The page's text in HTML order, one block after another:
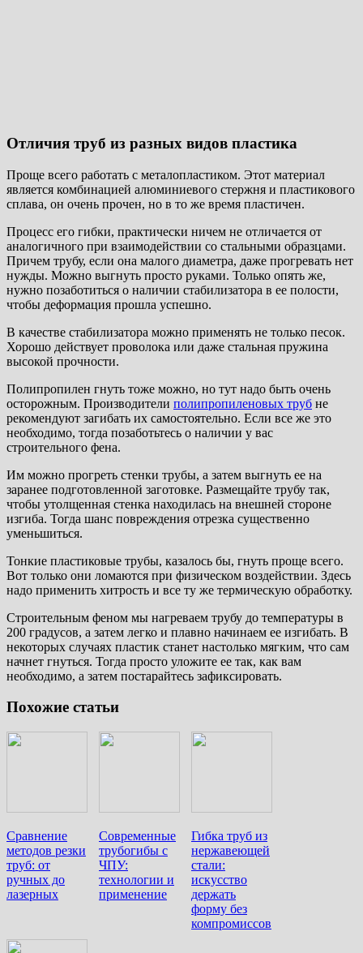
Отличия труб из разных видов пластика
Проще всего работать с металопластиком. Этот материал
является комбинацией алюминиевого стержня и пластикового
сплава, он очень прочен, но в то же время пластичен.
Процесс его гибки, практически ничем не отличается от
аналогичного при взаимодействии со стальными образцами.
Причем трубу, если она малого диаметра, даже прогревать нет
нужды. Можно выгнуть просто руками. Только опять же,
нужно позаботиться о наличии стабилизатора в ее полости,
чтобы деформация прошла успешно.
В качестве стабилизатора можно применять не только песок.
Хорошо действует проволока или даже стальная пружина
высокой прочности.
Полипропилен гнуть тоже можно, но тут надо быть очень
осторожным. Производители полипропиленовых труб не
рекомендуют загибать их самостоятельно. Если все же это
необходимо, тогда позаботьтесь о наличии у вас
строительного фена.
Им можно прогреть стенки трубы, а затем выгнуть ее на
заранее подготовленной заготовке. Размещайте трубу так,
чтобы утолщенная стенка находилась на внешней стороне
изгиба. Тогда шанс повреждения отрезка существенно
уменьшиться.
Тонкие пластиковые трубы, казалось бы, гнуть проще всего.
Вот только они ломаются при физическом воздействии. Здесь
надо применить хитрость и все ту же термическую обработку.
Строительным феном мы нагреваем трубу до температуры в
200 градусов, а затем легко и плавно начинаем ее изгибать. В
некоторых случаях пластик станет настолько мягким, что сам
начнет гнуться. Тогда просто уложите ее так, как вам
необходимо, а затем постарайтесь зафиксировать.
Похожие статьи
Сравнение
методов резки
труб: от
ручных до
лазерных
Современные
трубогибы с
ЧПУ:
технологии и
применение
Гибка труб из
нержавеющей
стали:
искусство
держать
форму без
компромиссов